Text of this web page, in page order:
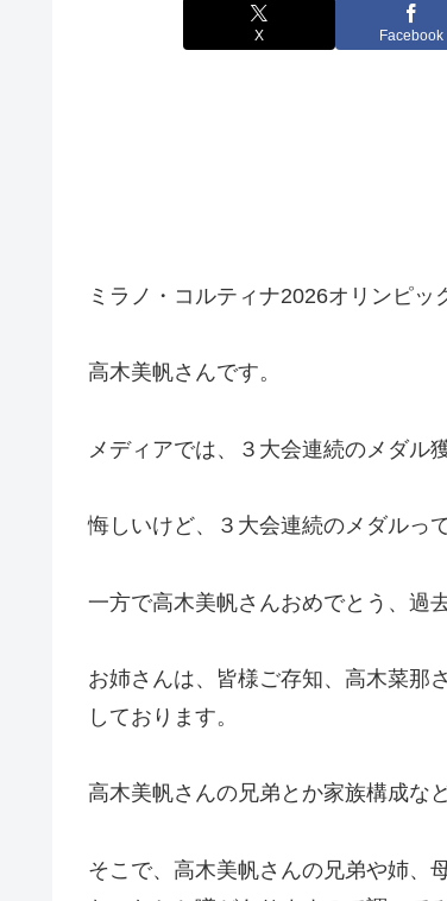
X Facebook
ミラノ・コルティナ2026オリンピ
高木美帆さんです。
メディアでは、３大会連続のメダル
悔しいけど、３大会連続のメダルっ
一方で高木美帆さんおめでとう、過
お姉さんは、皆様ご存知、高木菜那
しております。
高木美帆さんの兄弟とか家族構成な
そこで、高木美帆さんの兄弟や姉、